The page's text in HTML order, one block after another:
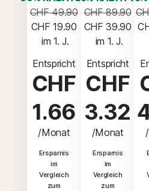
CHF 49.90
CHF 19.90
im 1. J.
Entspricht
CHF
1.66
/Monat
Ersparnis
im
Vergleich
zum
CHF 89.90
CHF 39.90
im 1. J.
Entspricht
CHF
3.32
/Monat
Ersparnis
im
Vergleich
zum